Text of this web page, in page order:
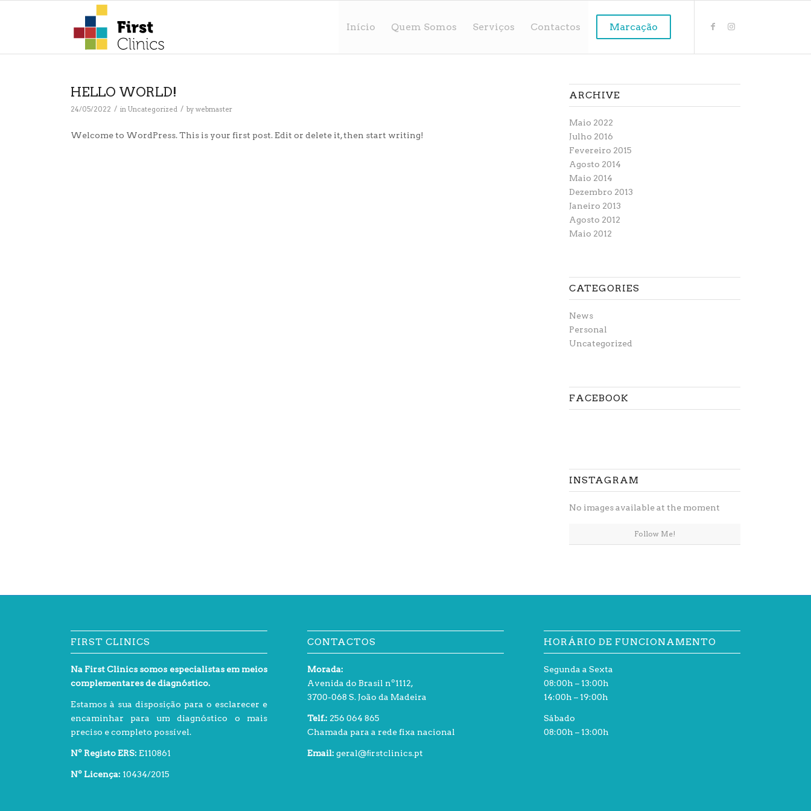
Início Quem Somos Serviços Contactos Marcação
HELLO WORLD!
24/05/2022 / in Uncategorized / bywebmaster
Welcome to WordPress. This is your first post. Edit or delete it, then start writing!
ARCHIVE
Maio 2022
Julho 2016
Fevereiro 2015
Agosto 2014
Maio 2014
Dezembro 2013
Janeiro 2013
Agosto 2012
Maio 2012
CATEGORIES
News
Personal
Uncategorized
FACEBOOK
INSTAGRAM
No images available at the moment
Follow Me!
FIRST CLINICS
Na First Clinics somos especialistas em meios
complementares de diagnóstico.
Estamos à sua disposição para o esclarecer e
encaminhar para um diagnóstico o mais
preciso e completo possível.
Nº Registo ERS: E110861
Nº Licença: 10434/2015
CONTACTOS
Morada:
Avenida do Brasil nº1112,
3700-068 S. João da Madeira
Telf.: 256 064 865
Chamada para a rede fixa nacional
Email:geral@ﬁrstclinics.pt
HORÁRIO DE FUNCIONAMENTO
Segunda a Sexta
08:00h – 13:00h
14:00h – 19:00h
Sábado
08:00h – 13:00h